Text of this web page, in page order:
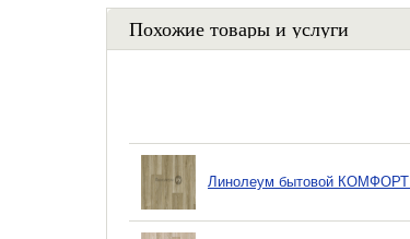
Похожие товары и услуги
Линолеум бытовой КОМФОРТ